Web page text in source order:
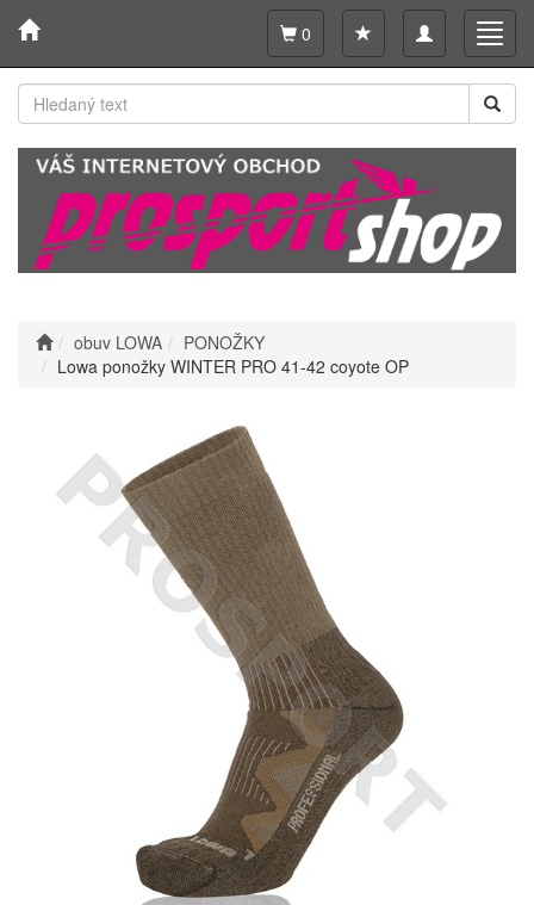
Toggle
navigation
0
obuv LOWA
PONOŽKY
Lowa ponožky WINTER PRO 41-42 coyote OP